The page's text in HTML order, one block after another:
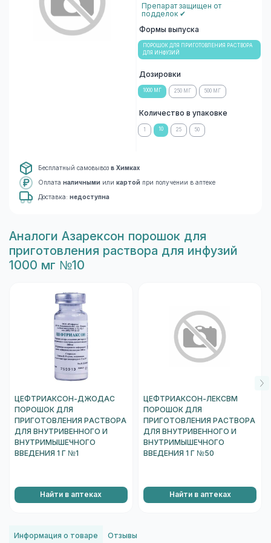
Препарат защищен от
подделок ✔
Формы выпуска
ПОРОШОК ДЛЯ ПРИГОТОВЛЕНИЯ РАСТВОРА
ДЛЯ ИНФУЗИЙ
Дозировки
1000 МГ 250 МГ 500 МГ
Количество в упаковке
1 10 25 50
Бесплатный самовывоз в Химках
Оплата наличными или картой при получении в аптеке
Доставка: недоступна
Aналоги Азарексон порошок для
приготовления раствора для инфузий
1000 мг №10
ЦЕФТРИАКСОН-ДЖОДАС
ПОРОШОК ДЛЯ
ПРИГОТОВЛЕНИЯ РАСТВОРА
ДЛЯ ВНУТРИВЕННОГО И
ВНУТРИМЫШЕЧНОГО
ВВЕДЕНИЯ 1 Г №1
Найти в аптеках
ЦЕФТРИАКСОН-ЛЕКСВМ
ПОРОШОК ДЛЯ
ПРИГОТОВЛЕНИЯ РАСТВОРА
ДЛЯ ВНУТРИВЕННОГО И
ВНУТРИМЫШЕЧНОГО
ВВЕДЕНИЯ 1 Г №50
Найти в аптеках
Информация о товаре Отзывы